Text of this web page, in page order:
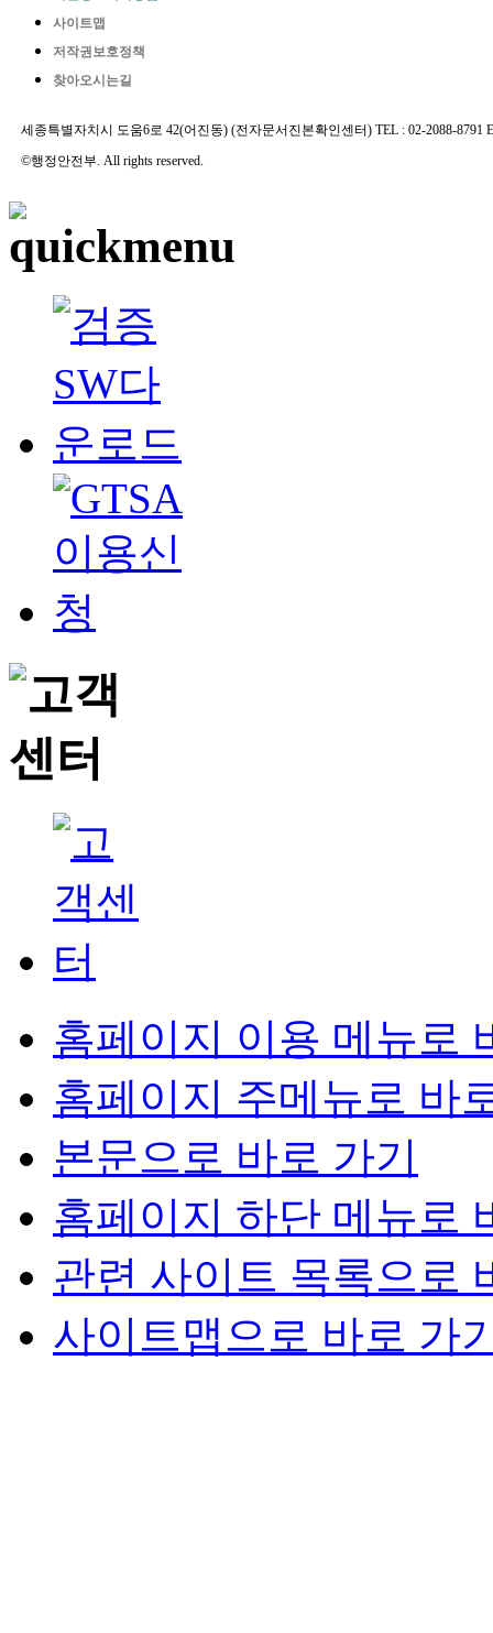
사이트맵
저작권보호정책
찾아오시는길
세종특별자치시 도움6로 42(어진동) (전자문서진본확인센터) TEL : 02-2088-8791
©행정안전부. All rights reserved.
홈페이지 이용 메뉴로
홈페이지 주메뉴로 바
본문으로 바로 가기
홈페이지 하단 메뉴로
관련 사이트 목록으로
사이트맵으로 바로 가